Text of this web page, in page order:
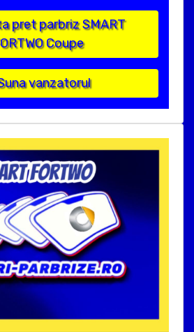
pret parbriz SMART
Coupe
vanzatorul